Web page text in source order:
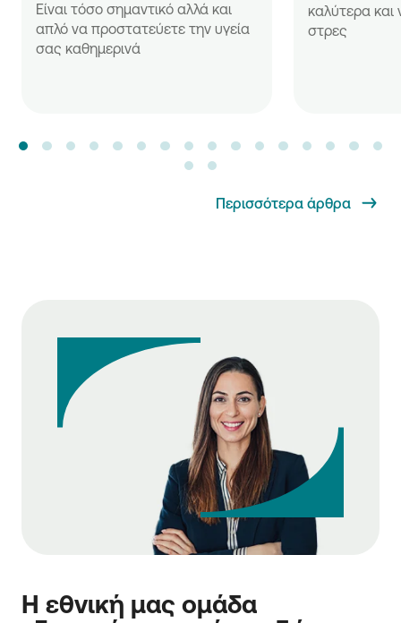
Είναι τόσο σημαντικό αλλά και
απλό να προστατεύετε την υγεία
σας καθημερινά
καλύτερα και
στρες
Περισσότερα άρθρα
Η εθνική μας ομάδα